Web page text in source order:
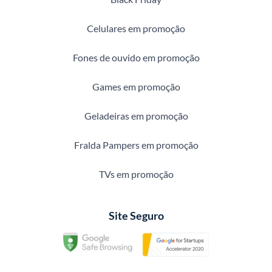
Celulares em promoção
Fones de ouvido em promoção
Games em promoção
Geladeiras em promoção
Fralda Pampers em promoção
TVs em promoção
Site Seguro